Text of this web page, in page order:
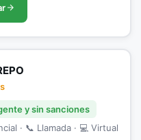
y sin sanciones
· 📞 Llamada · 💻 Virtual